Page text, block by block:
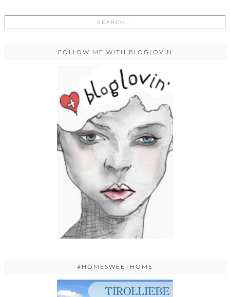
FOLLOW ME WITH BLOGLOVIN
#HOMESWEETHOME